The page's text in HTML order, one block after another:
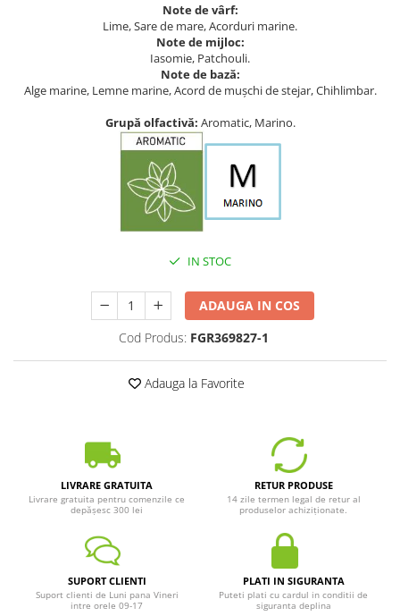
Note de vârf:
Lime, Sare de mare, Acorduri marine.
Note de mijloc:
Iasomie, Patchouli.
Note de bază:
Alge marine, Lemne marine, Acord de mușchi de stejar, Chihlimbar.
Grupă olfactivă: Aromatic, Marino.
IN STOC
ADAUGA IN COS
Cod Produs: FGR369827-1
Adauga la Favorite
LIVRARE GRATUITA
Livrare gratuita pentru comenzile ce
depășesc 300 lei
RETUR PRODUSE
14 zile termen legal de retur al
produselor achiziționate.
SUPORT CLIENTI
Suport clienti de Luni pana Vineri
intre orele 09-17
PLATI IN SIGURANTA
Puteti plati cu cardul in conditii de
siguranta deplina